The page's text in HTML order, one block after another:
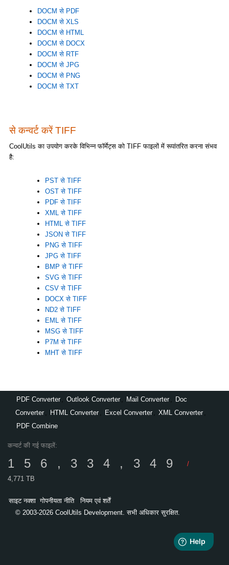
DOCM से PDF
DOCM से XLS
DOCM से HTML
DOCM से DOCX
DOCM से RTF
DOCM से JPG
DOCM से PNG
DOCM से TXT
से कन्वर्ट करें TIFF
CoolUtils का उपयोग करके विभिन्न फॉर्मेट्स को TIFF फाइलों में रूपांतरित करना संभव
है:
PST से TIFF
OST से TIFF
PDF से TIFF
XML से TIFF
HTML से TIFF
JSON से TIFF
PNG से TIFF
JPG से TIFF
BMP से TIFF
SVG से TIFF
CSV से TIFF
DOCX से TIFF
ND2 से TIFF
EML से TIFF
MSG से TIFF
P7M से TIFF
MHT से TIFF
PDF Converter Outlook Converter Mail Converter
Doc
Converter
HTML Converter Excel Converter XML Converter
PDF Combine
कन्वर्ट की गई फाइलें:
156,334,349
/
4,771 TB
साइट नक्शा गोपनीयता नीति
नियम एवं शर्तें
© 2003-2026 CoolUtils Development. सभी अधिकार सुरक्षित.